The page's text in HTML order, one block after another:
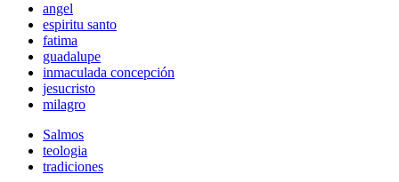
angel
espiritu santo
fatima
guadalupe
inmaculada concepción
jesucristo
milagro
Salmos
teologia
tradiciones